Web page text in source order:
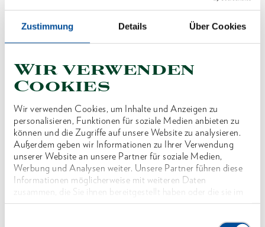
Zustimmung Details Über Cookies
Wir verwenden
Cookies
Wir verwenden Cookies, um Inhalte und Anzeigen zu
personalisieren, Funktionen für soziale Medien anbieten zu
können und die Zugriffe auf unsere Website zu analysieren.
Außerdem geben wir Informationen zu Ihrer Verwendung
unserer Website an unsere Partner für soziale Medien,
Werbung und Analysen weiter. Unsere Partner führen diese
Informationen möglicherweise mit weiteren Daten
zusammen, die Sie ihnen bereitgestellt haben oder die sie im
Rahmen Ihrer Nutzung der Dienste gesammelt haben. Unsere
ONLINE KAUFEN
HÄNDLER FINDEN
Produktlinie EAN4010886895276
Produktbeschreibung
Abmessungen und Gewichte